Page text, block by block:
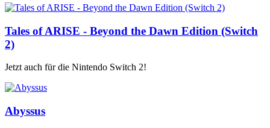
Tales of ARISE - Beyond the Dawn Edition (Switch
2)
Jetzt auch für die Nintendo Switch 2!
Abyssus